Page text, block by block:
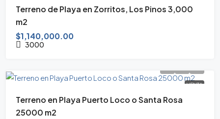
Terreno de Playa en Zorritos, Los Pinos 3,000
m2
$1,140,000.00
3000
VENTA
Terreno en Playa Puerto Loco o Santa Rosa
25000 m2